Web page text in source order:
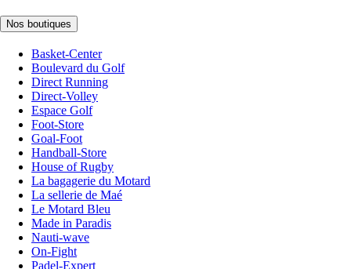
Nos boutiques
Basket-Center
Boulevard du Golf
Direct Running
Direct-Volley
Espace Golf
Foot-Store
Goal-Foot
Handball-Store
House of Rugby
La bagagerie du Motard
La sellerie de Maé
Le Motard Bleu
Made in Paradis
Nauti-wave
On-Fight
Padel-Expert